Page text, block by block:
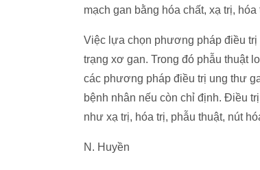
mạch gan bằng hóa chất, xạ trị,
Việc lựa chọn phương pháp điều
trạng xơ gan. Trong đó phẫu thuật
các phương pháp điều trị ung thư
bệnh nhân nếu còn chỉ định. Điều
như xạ trị, hóa trị, phẫu thuật, nút
N. Huyền